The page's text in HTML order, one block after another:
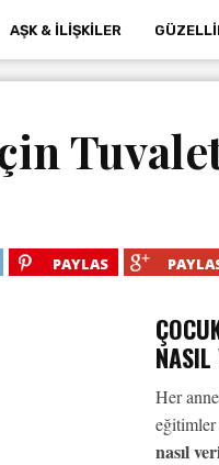
AŞK & İLIŞKILER
PAYLAS
Her
eğitimler
nasıl